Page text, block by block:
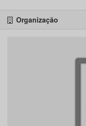
Organização